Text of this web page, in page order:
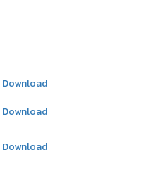
Download
Download
Download